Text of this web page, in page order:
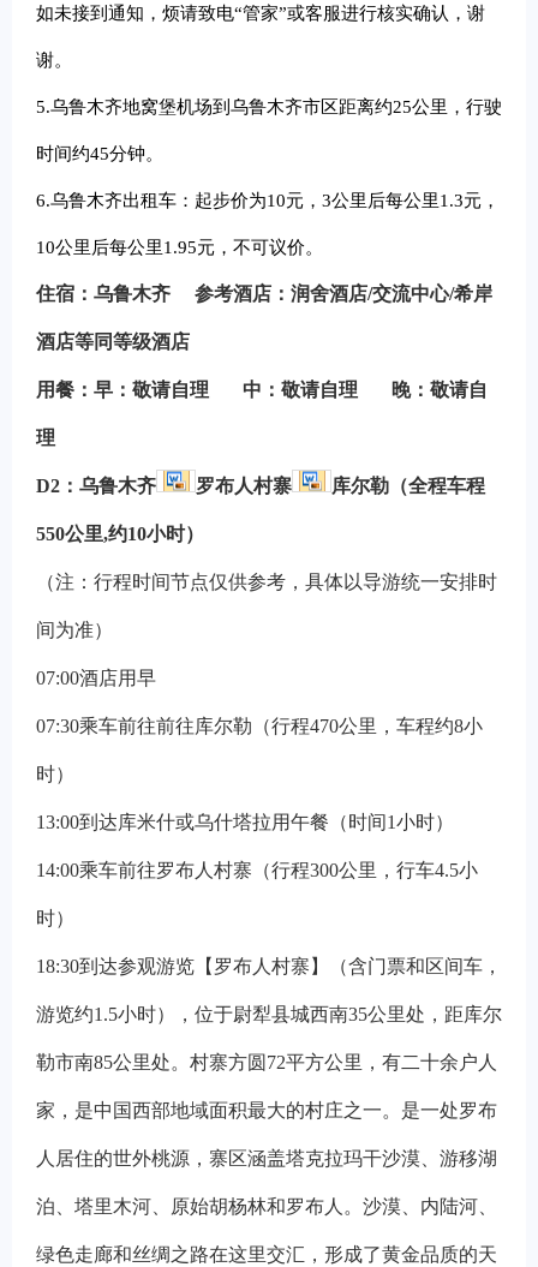
如未接到通知，烦请致电“管家”或客服进行核实确认，谢
谢。
5.乌鲁木齐地窝堡机场到乌鲁木齐市区距离约25公里，行驶
时间约45分钟。
6.乌鲁木齐出租车：起步价为10元，3公里后每公里1.3元，
10公里后每公里1.95元，不可议价。
住宿：乌鲁木齐 参考酒店：润舍酒店/交流中心/希岸
酒店等同等级酒店
用餐：早：敬请自理 中：敬请自理 晚：敬请自
理
D2 ： 乌鲁木齐 罗布人村寨 库尔勒（全程车程
550公里,约10小时）
（注：行程时间节点仅供参考，具体以导游统一安排时
间为准）
07:00酒店用早
07:30乘车前往前往库尔勒（行程470公里，车程约8小
时）
13:00到达库米什或乌什塔拉用午餐（时间1小时）
14:00乘车前往罗布人村寨（行程300公里，行车4.5小
时）
18:30到达参观游览【罗布人村寨】（含门票和区间车，
游览约1.5小时），位于尉犁县城西南35公里处，距库尔
勒市南85公里处。村寨方圆72平方公里，有二十余户人
家，是中国西部地域面积最大的村庄之一。是一处罗布
人居住的世外桃源，寨区涵盖塔克拉玛干沙漠、游移湖
泊、塔里木河、原始胡杨林和罗布人。沙漠、内陆河、
绿色走廊和丝绸之路在这里交汇，形成了黄金品质的天